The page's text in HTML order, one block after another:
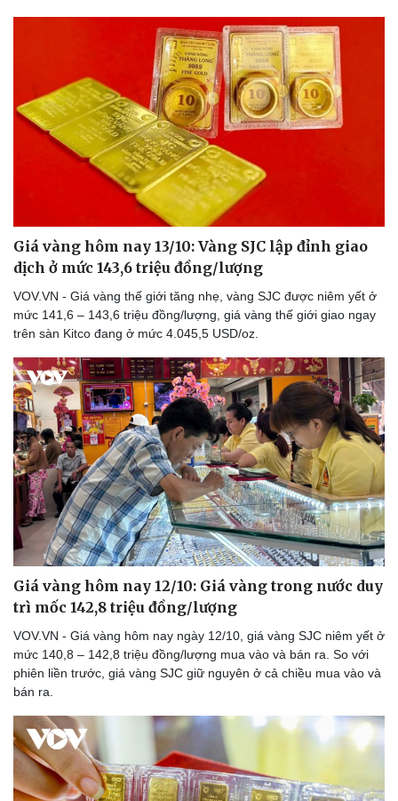
Giá vàng hôm nay 13/10: Vàng SJC lập đỉnh giao
dịch ở mức 143,6 triệu đồng/lượng
VOV.VN - Giá vàng thế giới tăng nhẹ, vàng SJC được niêm yết ở
mức 141,6 – 143,6 triệu đồng/lượng, giá vàng thế giới giao ngay
trên sàn Kitco đang ở mức 4.045,5 USD/oz.
Giá vàng hôm nay 12/10: Giá vàng trong nước duy
trì mốc 142,8 triệu đồng/lượng
VOV.VN - Giá vàng hôm nay ngày 12/10, giá vàng SJC niêm yết ở
mức 140,8 – 142,8 triệu đồng/lượng mua vào và bán ra. So với
phiên liền trước, giá vàng SJC giữ nguyên ở cả chiều mua vào và
bán ra.